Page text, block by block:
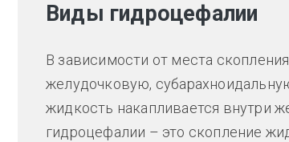
Виды гидроцефалии
В зависимости от места
желудочковую,
жидкость накапливается внутри
гидроцефалии – это скопление